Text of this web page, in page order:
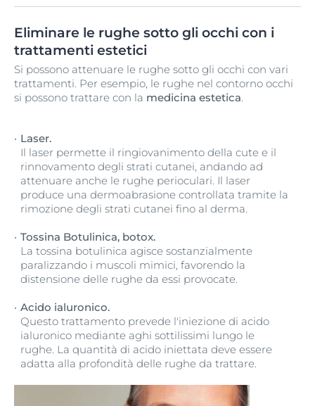
Eliminare le rughe sotto gli occhi con i
trattamenti estetici
Si possono attenuare le rughe sotto gli occhi con vari
trattamenti. Per esempio, le rughe nel contorno occhi
si possono trattare con la medicina estetica.
Laser.
Il laser permette il ringiovanimento della cute e il
rinnovamento degli strati cutanei, andando ad
attenuare anche le rughe perioculari. Il laser
produce una dermoabrasione controllata tramite la
rimozione degli strati cutanei fino al derma.
Tossina Botulinica, botox.
La tossina botulinica agisce sostanzialmente
paralizzando i muscoli mimici, favorendo la
distensione delle rughe da essi provocate.
Acido ialuronico.
Questo trattamento prevede l'iniezione di acido
ialuronico mediante aghi sottilissimi lungo le
rughe. La quantità di acido iniettata deve essere
adatta alla profondità delle rughe da trattare.